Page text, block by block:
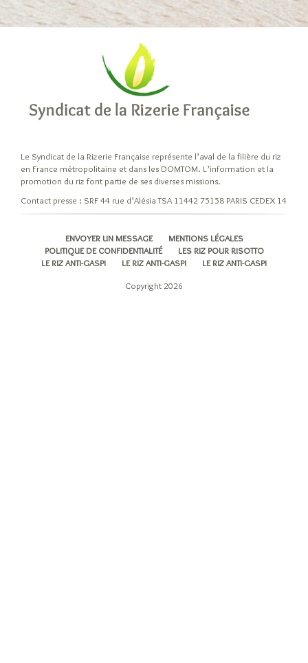
Le Syndicat de la Rizerie Française représente l’aval de la filière du riz
en France métropolitaine et dans les DOMTOM. L’information et la
promotion du riz font partie de ses diverses missions.
Contact presse : SRF 44 rue d’Alésia TSA 11442 75158 PARIS CEDEX 14
ENVOYER UN MESSAGE
MENTIONS LÉGALES
POLITIQUE DE CONFIDENTIALITÉ
LES RIZ POUR RISOTTO
LE RIZ ANTI-GASPI
LE RIZ ANTI-GASPI LE RIZ ANTI-GASPI
Copyright 2026